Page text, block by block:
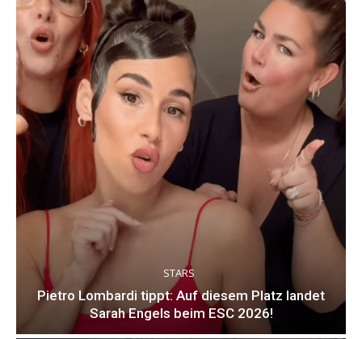
STARS
Pietro Lombardi tippt: Auf diesem Platz landet
Sarah Engels beim ESC 2026!